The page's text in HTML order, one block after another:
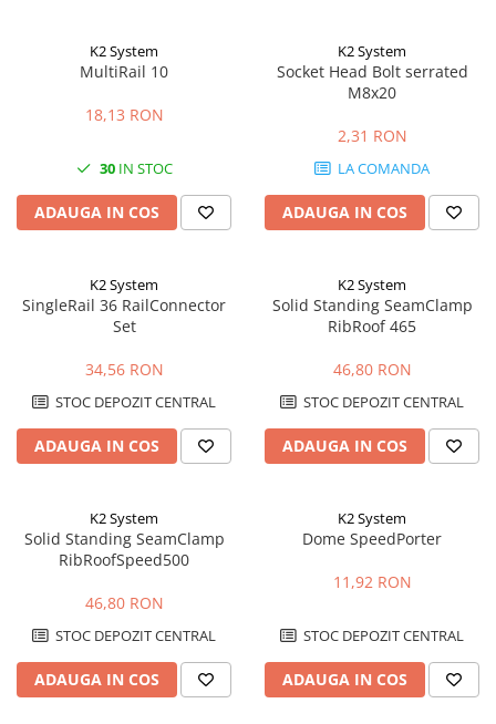
K2 System
MultiRail 10
18,13 RON
30IN STOC
ADAUGA IN COS
K2 System
Socket Head Bolt serrated
M8x20
2,31 RON
LA COMANDA
ADAUGA IN COS
K2 System
SingleRail 36 RailConnector
Set
34,56 RON
STOC DEPOZIT CENTRAL
ADAUGA IN COS
K2 System
Solid Standing SeamClamp
RibRoof 465
46,80 RON
STOC DEPOZIT CENTRAL
ADAUGA IN COS
K2 System
Solid Standing SeamClamp
RibRoofSpeed500
46,80 RON
STOC DEPOZIT CENTRAL
ADAUGA IN COS
K2 System
Dome SpeedPorter
11,92 RON
STOC DEPOZIT CENTRAL
ADAUGA IN COS